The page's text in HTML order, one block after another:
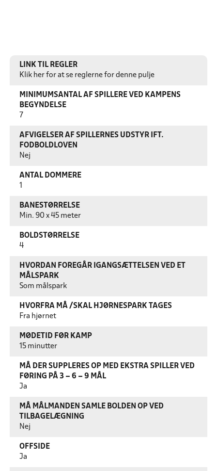
LINK TIL REGLER
Klik her for at se reglerne for denne pulje
MINIMUMSANTAL AF SPILLERE VED KAMPENS
BEGYNDELSE
7
AFVIGELSER AF SPILLERNES UDSTYR IFT.
FODBOLDLOVEN
Nej
ANTAL DOMMERE
BANESTØRRELSE
Min. 90 x 45 meter
BOLDSTØRRELSE
4
HVORDAN FOREGÅR IGANGSÆTTELSEN VED ET
MÅLSPARK
Som målspark
HVORFRA MÅ /SKAL HJØRNESPARK TAGES
Fra hjørnet
MØDETID FØR KAMP
15 minutter
MÅ DER SUPPLERES OP MED EKSTRA SPILLER VED
FØRING PÅ 3 – 6 – 9 MÅL
Ja
MÅ MÅLMANDEN SAMLE BOLDEN OP VED
TILBAGELÆGNING
Nej
OFFSIDE
Ja